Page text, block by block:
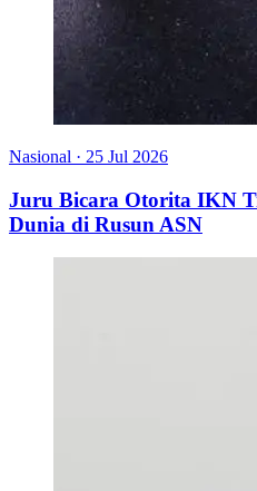
Nasional · 25 Jul 2026
Juru Bicara Otorita IKN
Dunia di Rusun ASN